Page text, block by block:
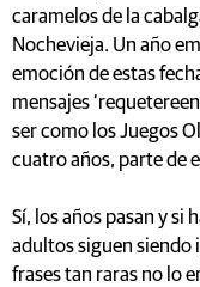
caramelos de la
Nochevieja. Un año
emoción de estas
mensajes
ser como los Juegos
cuatro años, parte de
Sí, los años pasan y si
adultos siguen siendo
frases tan raras no lo